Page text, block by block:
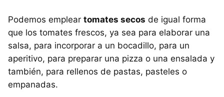
Podemos emplear tomates secos de igual forma
que los tomates frescos, ya sea para elaborar una
salsa, para incorporar a un bocadillo, para un
aperitivo, para preparar una pizza o una ensalada y
también, para rellenos de pastas, pasteles o
empanadas.